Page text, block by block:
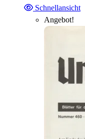
Schnellansicht
Angebot!